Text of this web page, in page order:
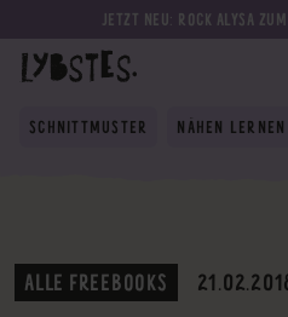
JETZT NEU: ROCK ALYSA
SCHNITTMUSTER NÄHEN LERNEN
ALLE FREEBOOKS